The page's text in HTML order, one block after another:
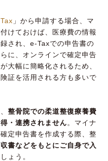
」から申請する場合、マ
けておけば、医療費の情報
され、e-Taxでの申告書の
に、オンラインで確定申告
大幅に簡略化されるため、
証を活用される方も多いで
整骨院での柔道整復療養費
・連携されません。マイナ
定申告書を作成する際、整
書などをもとにご自身で入
ょう。